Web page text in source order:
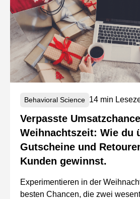
Behavioral Science 14 min
Verpasste
Weihnachtszeit: Wie du
Gutscheine und
Kunden gewinnst.
Experimentieren in der
besten Chancen, die zwei